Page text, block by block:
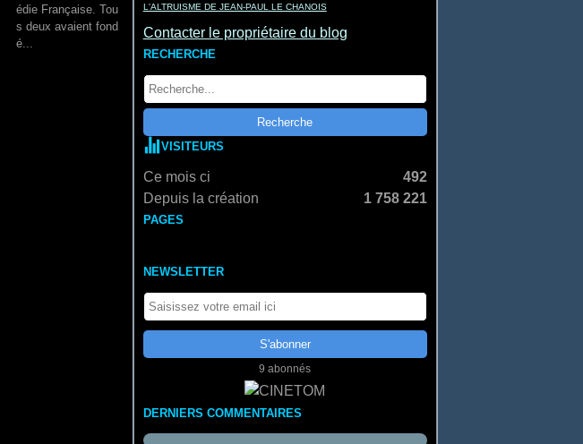
édie Française. Tou
s deux avaient fond
é...
L'ALTRUISME DE JEAN-PAUL LE CHANOIS
Contacter le propriétaire du blog
RECHERCHE
VISITEURS
Ce mois ci
492
Depuis la création
1 758 221
PAGES
NEWSLETTER
9 abonnés
DERNIERS COMMENTAIRES